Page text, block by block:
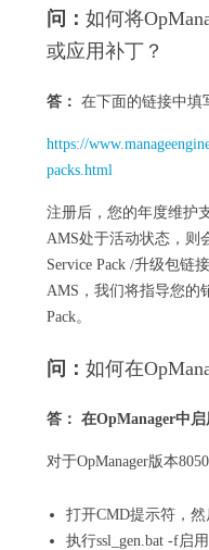
问： 如何将
或应用补丁？
答： 在下面的链接中填
https://
packs.html
注册后，您的年度维护
AMS处于活动状态，则
Service Pack /升级包链
AMS，我们将指导您的
Pack。
问： 如何在
答： 在OpManager中启
对于OpManager版本
打开CMD提示符，然
执行ssl_gen.bat -f启用